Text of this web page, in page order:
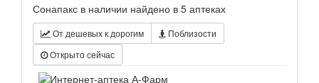
Сонапакс в наличии найдено в 5 аптеках
От дешевых к дорогим
Поблизости
Открыто сейчас